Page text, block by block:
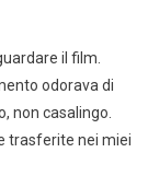
il film.
odorava di
non casalingo.
trasferite nei miei